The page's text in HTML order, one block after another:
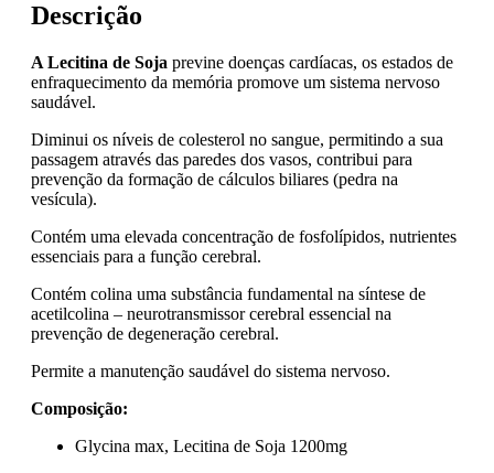
Descrição
A Lecitina de Soja previne doenças cardíacas, os estados de
enfraquecimento da memória promove um sistema nervoso
saudável.
Diminui os níveis de colesterol no sangue, permitindo a sua
passagem através das paredes dos vasos, contribui para
prevenção da formação de cálculos biliares (pedra na
vesícula).
Contém uma elevada concentração de fosfolípidos, nutrientes
essenciais para a função cerebral.
Contém colina uma substância fundamental na síntese de
acetilcolina – neurotransmissor cerebral essencial na
prevenção de degeneração cerebral.
Permite a manutenção saudável do sistema nervoso.
Composição:
Glycina max, Lecitina de Soja 1200mg